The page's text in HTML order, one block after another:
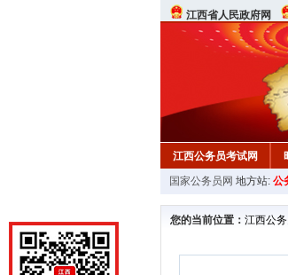
江西省人民政府网
江西公务员考试网
行测真题 在线咨询
国家公务员网 地方站: 公
您的当前位置： 江西公